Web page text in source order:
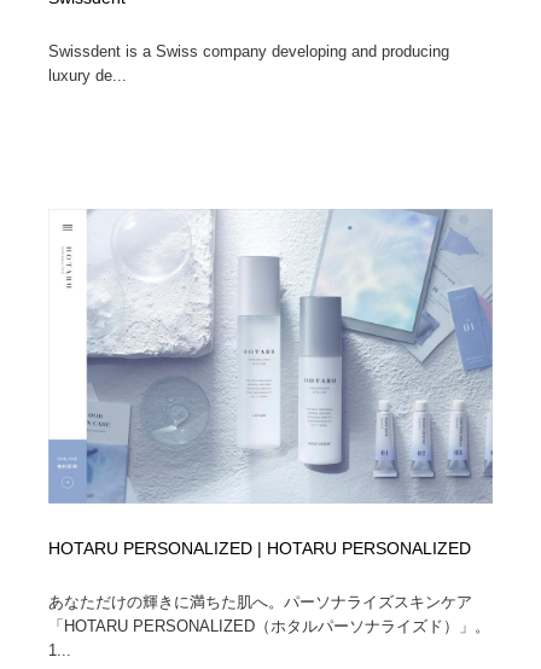
Swissdent is a Swiss company developing and producing
luxury de...
HOTARU PERSONALIZED | HOTARU PERSONALIZED
あなただけの輝きに満ちた肌へ。パーソナライズスキンケア
「HOTARU PERSONALIZED（ホタルパーソナライズド）」。
1...